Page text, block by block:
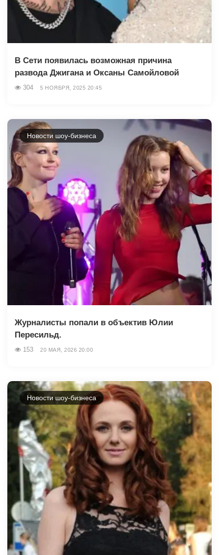
В Сети появилась возможная причина
развода Джигана и Оксаны Самойловой
304 5 НОЯБРЯ, 2025 20:45
Новости шоу-бизнеса
Журналисты попали в объектив Юлии
Пересильд.
153 20 МАЯ, 2026 20:00
Новости шоу-бизнеса